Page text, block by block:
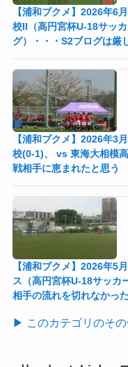
【浦和ブクメ】2026年6
校II（高円宮杯U-18サッ
グ）・・・S2ブログは厳
【浦和ブクメ】2026年3
校(0-1)、 vs 東海大相模
戦相手に恵まれたと思う
【浦和ブクメ】2026年5
ス（高円宮杯U-18サッカ
相手の流れを切れなかった
▶ このカテゴリのそ